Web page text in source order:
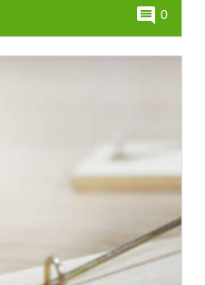
comment 0